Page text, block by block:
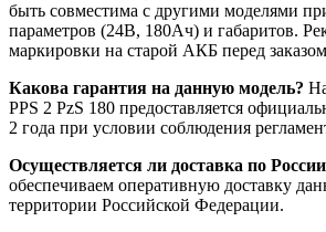
быть совместима с другими моделями
параметров (24В, 180Ач) и габаритов.
маркировки на старой АКБ перед
Какова гарантия на данную модель?
PPS 2 PzS 180 предоставляется
2 года при условии соблюдения
Осуществляется ли доставка по
обеспечиваем оперативную доставку
территории Российской Федерации.